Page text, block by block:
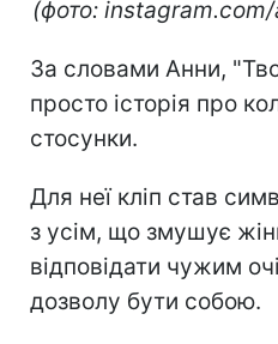
(фото:
За словами Анни,
просто історія про
стосунки.
Для неї кліп став
з усім, що змушує
відповідати чужим
дозволу бути собою.